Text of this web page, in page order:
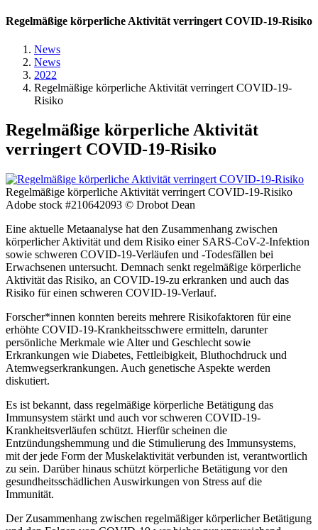
Regelmäßige körperliche Aktivität verringert COVID-19-Risiko
News
News
2022
Regelmäßige körperliche Aktivität verringert COVID-19-
Risiko
Regelmäßige körperliche Aktivität
verringert COVID-19-Risiko
Regelmäßige körperliche Aktivität verringert COVID-19-Risiko
Adobe stock #210642093 © Drobot Dean
Eine aktuelle Metaanalyse hat den Zusammenhang zwischen
körperlicher Aktivität und dem Risiko einer SARS-CoV-2-Infektion
sowie schweren COVID-19-Verläufen und -Todesfällen bei
Erwachsenen untersucht. Demnach senkt regelmäßige körperliche
Aktivität das Risiko, an COVID-19-zu erkranken und auch das
Risiko für einen schweren COVID-19-Verlauf.
Forscher*innen konnten bereits mehrere Risikofaktoren für eine
erhöhte COVID-19-Krankheitsschwere ermitteln, darunter
persönliche Merkmale wie Alter und Geschlecht sowie
Erkrankungen wie Diabetes, Fettleibigkeit, Bluthochdruck und
Atemwegserkrankungen. Auch genetische Aspekte werden
diskutiert.
Es ist bekannt, dass regelmäßige körperliche Betätigung das
Immunsystem stärkt und auch vor schweren COVID-19-
Krankheitsverläufen schützt. Hierfür scheinen die
Entzündungshemmung und die Stimulierung des Immunsystems,
mit der jede Form der Muskelaktivität verbunden ist, verantwortlich
zu sein. Darüber hinaus schützt körperliche Betätigung vor den
gesundheitsschädlichen Auswirkungen von Stress auf die
Immunität.
Der Zusammenhang zwischen regelmäßiger körperlicher Betätigung